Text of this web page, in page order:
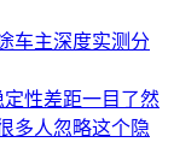
车主深度实测分
性差距一目了然
多人忽略这个隐